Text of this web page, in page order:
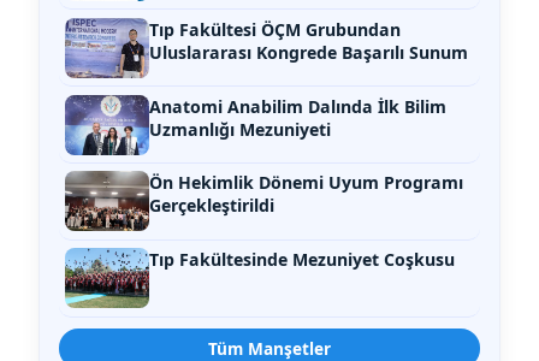
Tıp Fakültesi ÖÇM Grubundan
Uluslararası Kongrede Başarılı Sunum
Anatomi Anabilim Dalında İlk Bilim
Uzmanlığı Mezuniyeti
Ön Hekimlik Dönemi Uyum Programı
Gerçekleştirildi
Tıp Fakültesinde Mezuniyet Coşkusu
Tüm Manşetler